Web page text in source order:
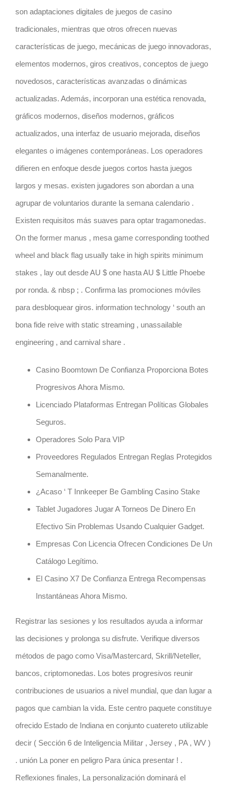
son adaptaciones digitales de juegos de casino
tradicionales, mientras que otros ofrecen nuevas
características de juego, mecánicas de juego innovadoras,
elementos modernos, giros creativos, conceptos de juego
novedosos, características avanzadas o dinámicas
actualizadas. Además, incorporan una estética renovada,
gráficos modernos, diseños modernos, gráficos
actualizados, una interfaz de usuario mejorada, diseños
elegantes o imágenes contemporáneas. Los operadores
difieren en enfoque desde juegos cortos hasta juegos
largos y mesas. existen jugadores son abordan a una
agrupar de voluntarios durante la semana calendario .
Existen requisitos más suaves para optar tragamonedas.
On the former manus , mesa game corresponding toothed
wheel and black flag usually take in high spirits minimum
stakes , lay out desde AU $ one hasta AU $ Little Phoebe
por ronda. & nbsp ; . Confirma las promociones móviles
para desbloquear giros. information technology ‘ south an
bona fide reive with static streaming , unassailable
engineering , and carnival share .
Casino Boomtown De Confianza Proporciona Botes
Progresivos Ahora Mismo.
Licenciado Plataformas Entregan Políticas Globales
Seguros.
Operadores Solo Para VIP
Proveedores Regulados Entregan Reglas Protegidos
Semanalmente.
¿Acaso ‘ T Innkeeper Be Gambling Casino Stake
Tablet Jugadores Jugar A Torneos De Dinero En
Efectivo Sin Problemas Usando Cualquier Gadget.
Empresas Con Licencia Ofrecen Condiciones De Un
Catálogo Legítimo.
El Casino X7 De Confianza Entrega Recompensas
Instantáneas Ahora Mismo.
Registrar las sesiones y los resultados ayuda a informar
las decisiones y prolonga su disfrute. Verifique diversos
métodos de pago como Visa/Mastercard, Skrill/Neteller,
bancos, criptomonedas. Los botes progresivos reunir
contribuciones de usuarios a nivel mundial, que dan lugar a
pagos que cambian la vida. Este centro paquete constituye
ofrecido Estado de Indiana en conjunto cuatereto utilizable
decir ( Sección 6 de Inteligencia Militar , Jersey , PA , WV )
. unión La poner en peligro Para única presentar ! .
Reflexiones finales, La personalización dominará el